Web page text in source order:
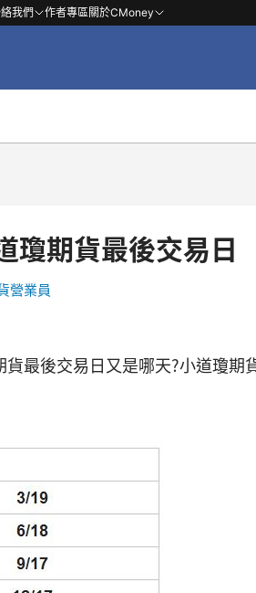
我們 作者專區關於CMoney
瓊期貨最後交易日
營業員
最後交易日又是哪天?小道瓊期